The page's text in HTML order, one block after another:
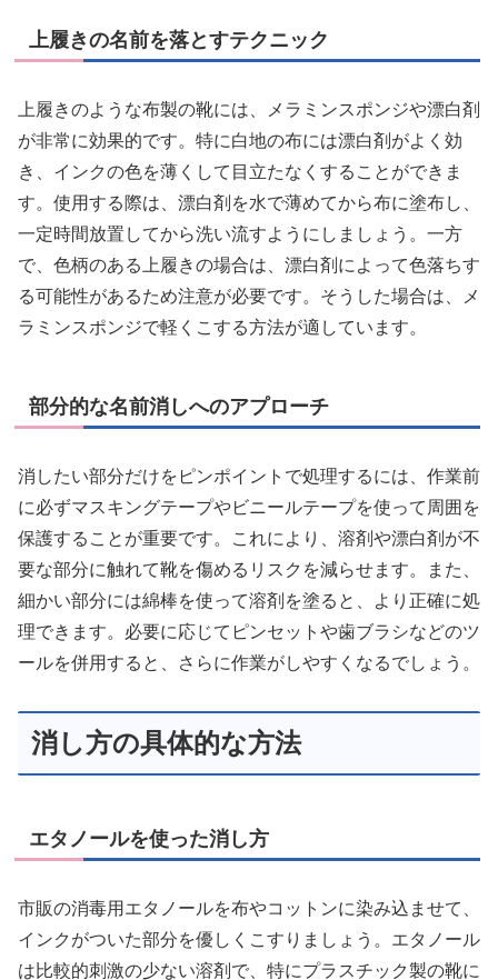
上履きの名前を落とすテクニック
上履きのような布製の靴には、メラミンスポンジや漂白剤
が非常に効果的です。特に白地の布には漂白剤がよく効
き、インクの色を薄くして目立たなくすることができま
す。使用する際は、漂白剤を水で薄めてから布に塗布し、
一定時間放置してから洗い流すようにしましょう。一方
で、色柄のある上履きの場合は、漂白剤によって色落ちす
る可能性があるため注意が必要です。そうした場合は、メ
ラミンスポンジで軽くこする方法が適しています。
部分的な名前消しへのアプローチ
消したい部分だけをピンポイントで処理するには、作業前
に必ずマスキングテープやビニールテープを使って周囲を
保護することが重要です。これにより、溶剤や漂白剤が不
要な部分に触れて靴を傷めるリスクを減らせます。また、
細かい部分には綿棒を使って溶剤を塗ると、より正確に処
理できます。必要に応じてピンセットや歯ブラシなどのツ
ールを併用すると、さらに作業がしやすくなるでしょう。
消し方の具体的な方法
エタノールを使った消し方
市販の消毒用エタノールを布やコットンに染み込ませて、
インクがついた部分を優しくこすりましょう。エタノール
は比較的刺激の少ない溶剤で、特にプラスチック製の靴に